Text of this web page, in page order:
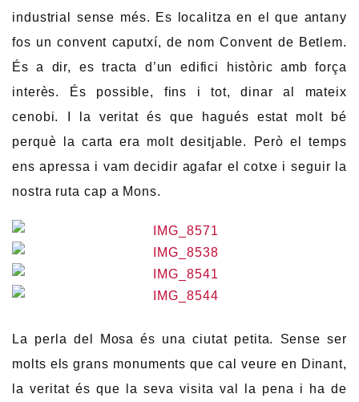
industrial sense més. Es localitza en el que antany
fos un convent caputxí, de nom Convent de Betlem.
És a dir, es tracta d’un edifici històric amb força
interès. És possible, fins i tot, dinar al mateix
cenobi. I la veritat és que hagués estat molt bé
perquè la carta era molt desitjable. Però el temps
ens apressa i vam decidir agafar el cotxe i seguir la
nostra ruta cap a Mons.
La perla del Mosa és una ciutat petita. Sense ser
molts els grans monuments que cal veure en Dinant,
la veritat és que la seva visita val la pena i ha de